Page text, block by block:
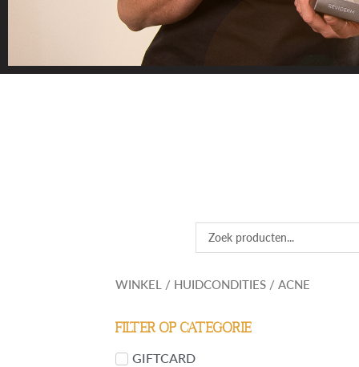
huidprobleem of
WINKEL / HUIDCONDITIES / ACNE
Filter op categorie
GIFTCARD